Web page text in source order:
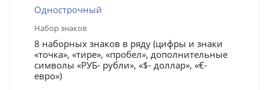
Однострочный
Набор знаков
8 наборных знаков в ряду (цифры и знаки
«точка», «тире», «пробел», дополнительные
символы «РУБ- рубли», «$- доллар», «€-
евро»)